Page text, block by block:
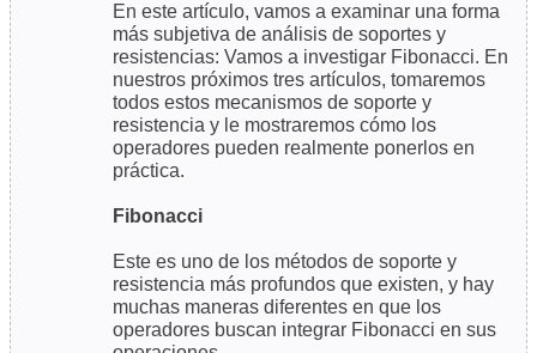
En este artículo, vamos a examinar una forma
más subjetiva de análisis de soportes y
resistencias: Vamos a investigar Fibonacci. En
nuestros próximos tres artículos, tomaremos
todos estos mecanismos de soporte y
resistencia y le mostraremos cómo los
operadores pueden realmente ponerlos en
práctica.
Fibonacci
Este es uno de los métodos de soporte y
resistencia más profundos que existen, y hay
muchas maneras diferentes en que los
operadores buscan integrar Fibonacci en sus